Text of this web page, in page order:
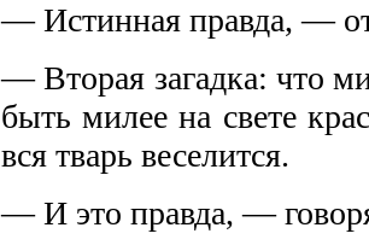
— Истинная правда, —
— Вторая загадка: что
быть милее на свете
вся тварь веселится.
— И это правда, —